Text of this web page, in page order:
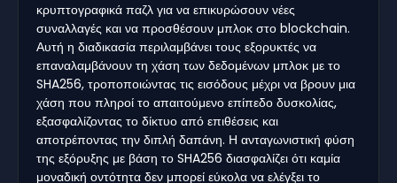
κρυπτογραφικά παζλ για να επικυρώσουν νέες
συναλλαγές και να προσθέσουν μπλοκ στο blockchain.
Αυτή η διαδικασία περιλαμβάνει τους εξορυκτές να
επαναλαμβάνουν τη χάση των δεδομένων μπλοκ με το
SHA256, τροποποιώντας τις εισόδους μέχρι να βρουν μια
χάση που πληροί το απαιτούμενο επίπεδο δυσκολίας,
εξασφαλίζοντας το δίκτυο από επιθέσεις και
αποτρέποντας την διπλή δαπάνη. Η ανταγωνιστική φύση
της εξόρυξης με βάση το SHA256 διασφαλίζει ότι καμία
μοναδική οντότητα δεν μπορεί εύκολα να ελέγξει το